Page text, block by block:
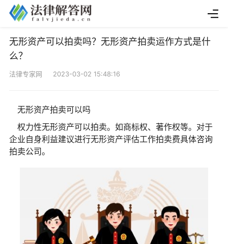
无形资产可以拍卖吗？无形资产拍卖运作方式是什
么？
法律专家网 2023-03-02 15:48:16
无形资产拍卖可以吗
权力性无形资产可以拍卖。如商标权、著作权等。对于
企业自身利益建议进行无形资产评估工作拍卖费具体咨询
拍卖公司。